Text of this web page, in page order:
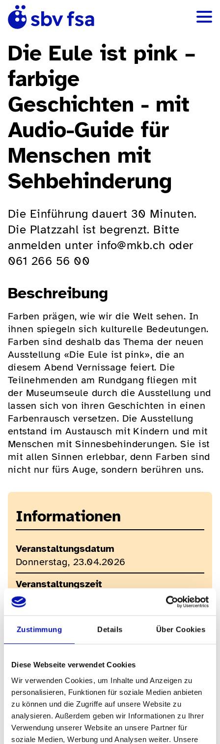
Zustimmung Details Über Cookies
Diese Webseite verwendet Cookies
Wir verwenden Cookies, um Inhalte und Anzeigen zu
personalisieren, Funktionen für soziale Medien anbieten
zu können und die Zugriffe auf unsere Website zu
analysieren. Außerdem geben wir Informationen zu Ihrer
Verwendung unserer Website an unsere Partner für
soziale Medien, Werbung und Analysen weiter. Unsere
Die Eule ist pink –
farbige
Geschichten - mit
Audio-Guide für
Menschen mit
Sehbehinderung
Die Einführung dauert 30 Minuten.
Die Platzzahl ist begrenzt. Bitte
anmelden unter info@mkb.ch oder
061 266 56 00
Beschreibung
Farben prägen, wie wir die Welt sehen. In
ihnen spiegeln sich kulturelle Bedeutungen.
Farben sind deshalb das Thema der neuen
Ausstellung «Die Eule ist pink», die an
diesem Abend Vernissage feiert. Die
Teilnehmenden am Rundgang fliegen mit
der Museumseule durch die Ausstellung und
lassen sich von ihren Geschichten in einen
Farbenrausch versetzen. Die Ausstellung
entstand im Austausch mit Kindern und mit
Menschen mit Sinnesbehinderungen. Sie ist
mit allen Sinnen erlebbar, denn Farben sind
nicht nur fürs Auge, sondern berühren uns.
Informationen
Veranstaltungsdatum
Donnerstag, 23.04.2026
Veranstaltungszeit
17h45-18h15
Kosten
Kostenlos
Museum der Kulturen Basel
Veranstaltungsort
Museum der Kulturen Basel
Münsterplatz 20
Basel